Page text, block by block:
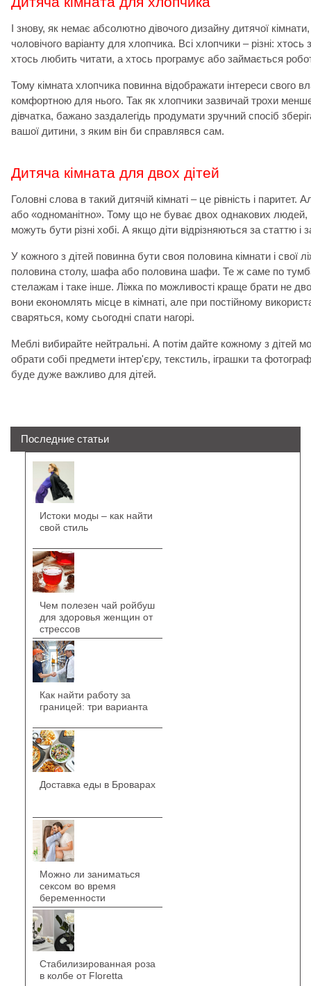
І знову, як немає абсолютно дівочого дизайну дитячої
чоловічого варіанту для хлопчика. Всі хлопчики –різні:
хтось любить читати, а хтось програмує або займається
Тому кімната хлопчика повинна відображати інтереси свого
комфортною для нього. Так як хлопчики зазвичай трохи
дівчатка, бажано заздалегідь продумати зручний спосіб
вашої дитини, з яким він би справлявся сам.
Дитяча кімната для двох дітей
Головні слова в такий дитячій кімнаті –це рівність і паритет.
або «одноманітно». Тому що не буває двох однакових людей, і
можуть бути різні хобі. А якщо діти відрізняються за статтю і
У кожного з дітей повинна бути своя половина кімнати і свої
половина столу, шафа або половина шафи. Те ж саме по
стелажам і таке інше. Ліжка по можливості краще брати не
вони економлять місце в кімнаті, але при постійному
сваряться, кому сьогодні спати нагорі.
Меблі вибирайте нейтральні. А потім дайте кожному з дітей
обрати собі предмети інтер'єру, текстиль, іграшки та
буде дуже важливо для дітей.
Последние статьи
Истоки моды – как найти
свой стиль
Чем полезен чай ройбуш
для здоровья женщин от
стрессов
Как найти работу за
границей: три варианта
Доставка еды в Броварах
Можно ли заниматься
сексом во время
беременности
Стабилизированная роза
в колбе от Floretta